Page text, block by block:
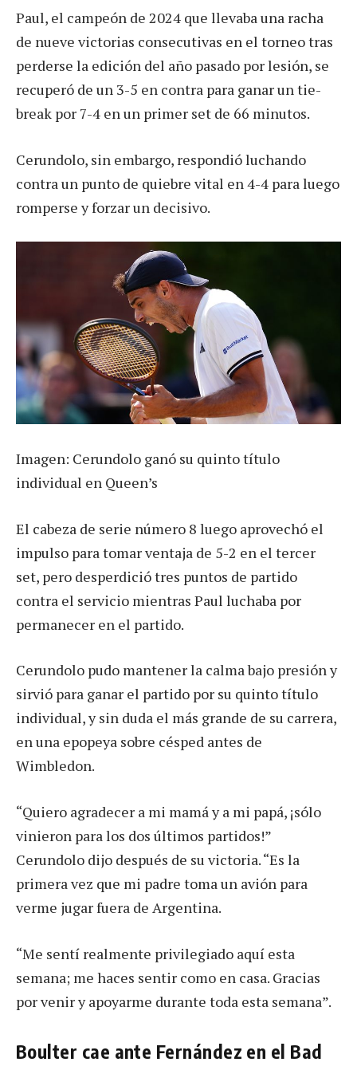
Paul, el campeón de 2024 que llevaba una racha
de nueve victorias consecutivas en el torneo tras
perderse la edición del año pasado por lesión, se
recuperó de un 3-5 en contra para ganar un tie-
break por 7-4 en un primer set de 66 minutos.
Cerundolo, sin embargo, respondió luchando
contra un punto de quiebre vital en 4-4 para luego
romperse y forzar un decisivo.
Imagen: Cerundolo ganó su quinto título
individual en Queen’s
El cabeza de serie número 8 luego aprovechó el
impulso para tomar ventaja de 5-2 en el tercer
set, pero desperdició tres puntos de partido
contra el servicio mientras Paul luchaba por
permanecer en el partido.
Cerundolo pudo mantener la calma bajo presión y
sirvió para ganar el partido por su quinto título
individual, y sin duda el más grande de su carrera,
en una epopeya sobre césped antes de
Wimbledon.
“Quiero agradecer a mi mamá y a mi papá, ¡sólo
vinieron para los dos últimos partidos!”
Cerundolo dijo después de su victoria. “Es la
primera vez que mi padre toma un avión para
verme jugar fuera de Argentina.
“Me sentí realmente privilegiado aquí esta
semana; me haces sentir como en casa. Gracias
por venir y apoyarme durante toda esta semana”.
Boulter cae ante Fernández en el Bad